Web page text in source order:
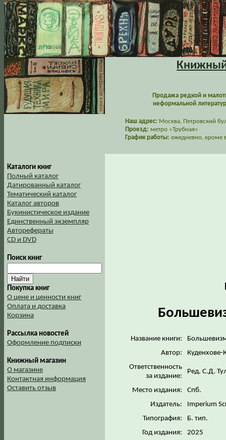
Книжный
Продажа редкой и
неформальной
Наш адрес: Москва, Петровский
Проезд: метро «Трубная»
График работы: ежедневно, кроме
Каталоги книг
Полный каталог
Датированный каталог
Тематический каталог
Каталог авторов
Букинистическое издание
Единственный экземпляр
Авторефераты
CD и DVD
Поиск книг
Покупка книг
О цене и ценности книг
Оплата и доставка
Корзина
Рассылка новостей
Оформление подписки
Книжный магазин
О магазине
Контактная информация
Оставить отзыв
Название книги:
Автор:
Куденхове-
Ответственность
за издание:
Ред. С.Д.
Место издания:
Спб.
Издатель:
Imperium
Типография:
Б. тип.
Год издания:
2025